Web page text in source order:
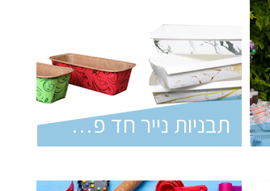
תבניות נייר חד פעמיות